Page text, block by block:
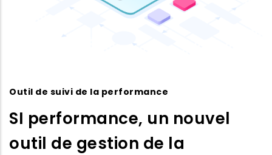
Outil de suivi de la performance
SI performance, un nouvel
outil de gestion de la